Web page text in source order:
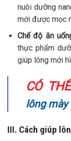
nuôi dưỡng
mới được mọc
Chế độ ăn
thực phẩm
giúp lông mới
CÓ
lông mày
III. Cách giúp